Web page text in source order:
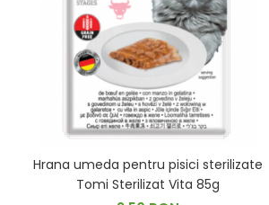
Hrana umeda pentru pisici sterilizate
Tomi Sterilizat Vita 85g